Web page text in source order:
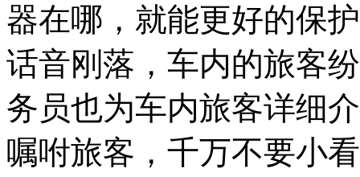
器在哪，就能更好的保
话音刚落，车内的旅客
务员也为车内旅客详细
嘱咐旅客，千万不要小